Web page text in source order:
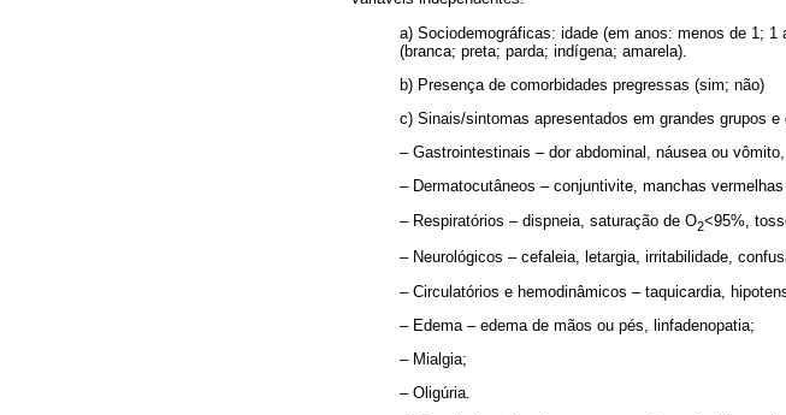
a) Sociodemográficas: idade (em anos: menos de 1;
(branca; preta; parda; indígena; amarela).
b) Presença de comorbidades pregressas (sim; não)
c) Sinais/sintomas apresentados em grandes grupos e
– Gastrointestinais – dor abdominal, náusea ou
– Dermatocutâneos – conjuntivite, manchas
– Respiratórios – dispneia, saturação de O2<95%,
– Neurológicos – cefaleia, letargia, irritabilidade,
– Circulatórios e hemodinâmicos – taquicardia,
– Edema – edema de mãos ou pés, linfadenopatia;
– Mialgia;
– Oligúria.